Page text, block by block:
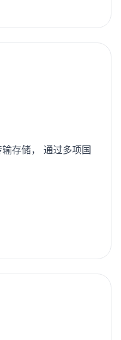
存储， 通过多项国